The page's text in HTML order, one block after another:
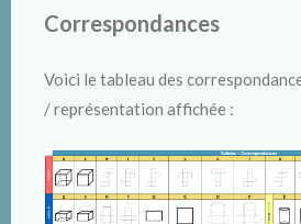
Correspondances
Voici le tableau des
/ représentation affichée :